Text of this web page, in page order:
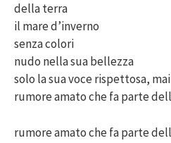
della terra
il mare d’inverno
senza colori
nudo nella sua bellezza
solo la sua voce rispettosa,
rumore amato che fa parte
rumore amato che fa parte